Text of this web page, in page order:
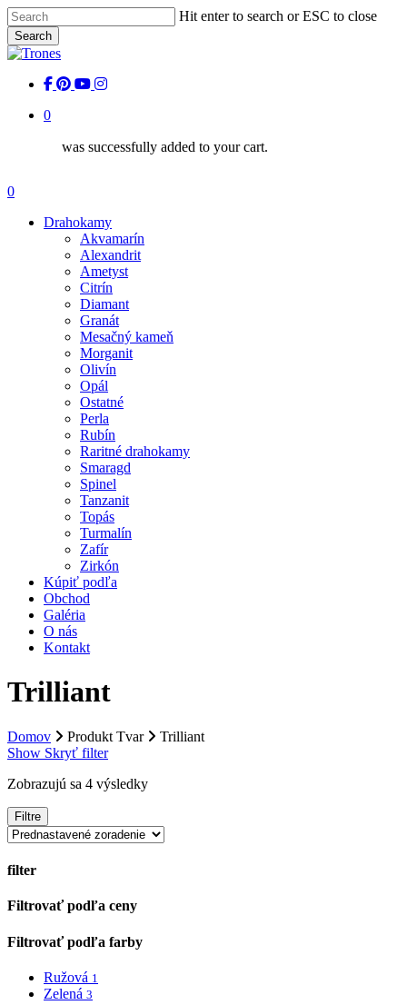
Skip
to
main
content
Hit enter to search or ESC to close
Search
Close
facebook
pinterest
youtubeinstagram
0
was successfully added to your cart.
Menu
0
Drahokamy
Akvamarín
Alexandrit
Ametyst
Citrín
Diamant
Granát
Mesačný kameň
Morganit
Olivín
Opál
Ostatné
Perla
Rubín
Raritné drahokamy
Smaragd
Spinel
Tanzanit
Topás
Turmalín
Zafír
Zirkón
Kúpiť podľa
Obchod
Galéria
O nás
Kontakt
Trilliant
Domov Produkt Tvar
Trilliant
Show Skryť filter
Zobrazujú sa 4 výsledky
Filtre
filter
Close
Filtrovať podľa ceny
Filtrovať podľa farby
Ružová 1
Zelená 3